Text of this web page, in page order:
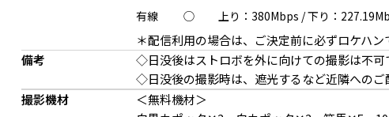
有線
◯ 上り：380Mbps /下り：
＊配信利用の場合は、ご決定前に必ずロケハン
備考
◇日没後はストロボを外に向けての撮影は不可
◇日没後の撮影時は、遮光するなど近隣へのご
撮影機材
＜無料機材＞